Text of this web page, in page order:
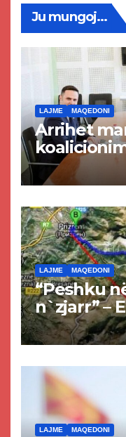
Ju mungoj...
LAJME MAQEDONI
Arrihet
Kurtit dhe
LAJME MAQEDONI
“Peshku
n`zjarr” –
projekti i
Tetovës
LAJME MAQEDONI